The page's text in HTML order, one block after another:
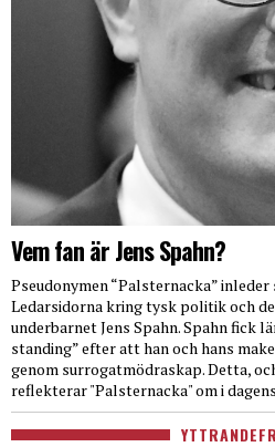
Vem fan är Jens Spahn?
Pseudonymen “Palsternacka”
Ledarsidorna kring tysk politik och
underbarnet Jens Spahn. Spahn fick
standing” efter att han och hans
genom surrogatmödraskap. Detta,
reflekterar "Palsternacka" om i